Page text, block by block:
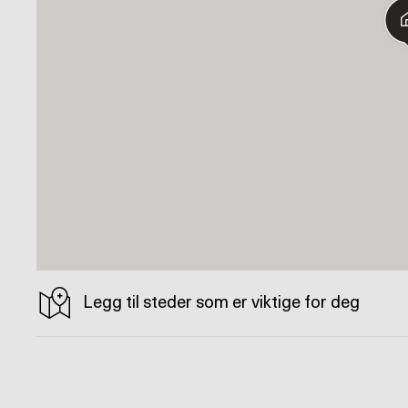
Legg til steder som er viktige for deg